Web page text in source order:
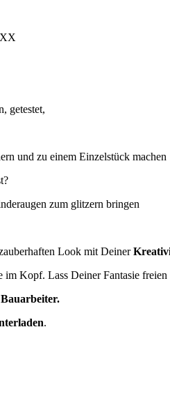
getestet,
und zu einem Einzelstück machen
zum glitzern bringen
Look mit Deiner
im Kopf. Lass Deiner Fantasie
.